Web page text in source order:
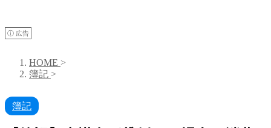
ⓘ 広告
HOME >
簿記 >
簿記